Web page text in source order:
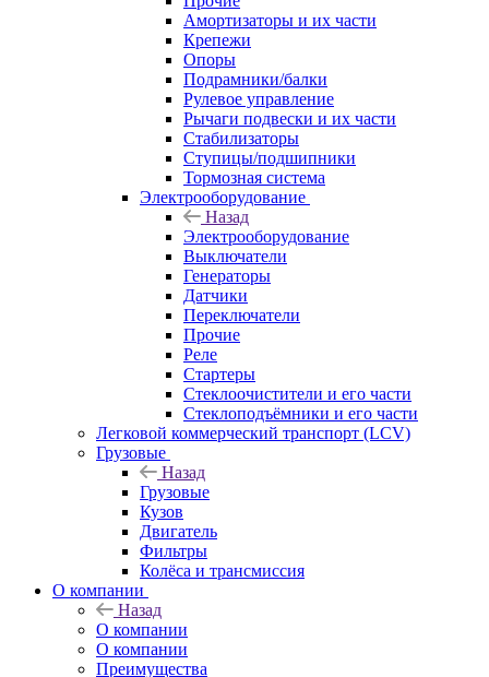
Амортизаторы и их части
Крепежи
Опоры
Подрамники/балки
Рулевое управление
Рычаги подвески и их части
Стабилизаторы
Ступицы/подшипники
Тормозная система
Электрооборудование
Назад
Электрооборудование
Выключатели
Генераторы
Датчики
Переключатели
Прочие
Реле
Стартеры
Стеклоочистители и его части
Стеклоподъёмники и его части
Легковой коммерческий транспорт (LCV)
Грузовые
Назад
Грузовые
Кузов
Двигатель
Фильтры
Колёса и трансмиссия
О компании
Назад
О компании
О компании
Преимущества